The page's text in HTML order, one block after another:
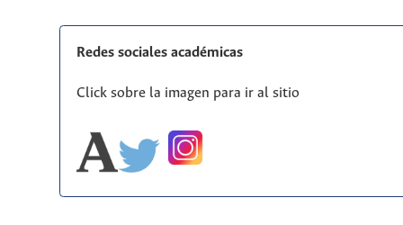
Redes sociales académicas
Click sobre la imagen para ir al sitio